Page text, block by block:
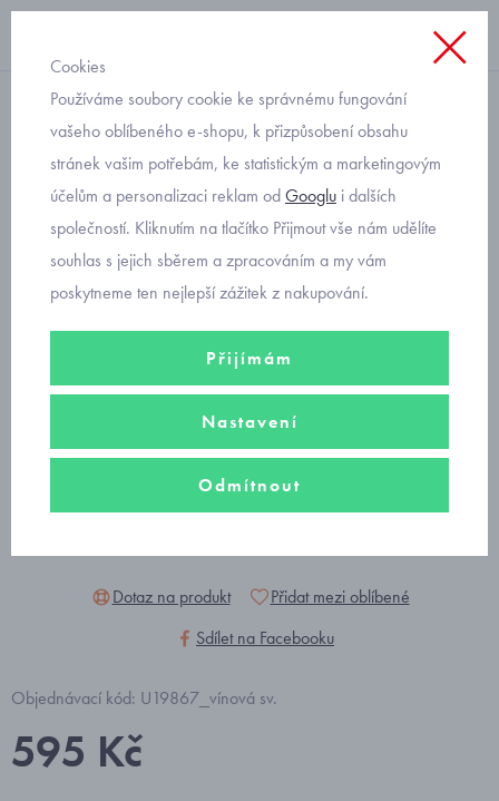
roláky
slabý pletený rolák vínový
Mayoral 345-31
Dotaz na produkt
Přidat mezi oblíbené
Sdílet na Facebooku
Objednávací kód: U19867_vínová sv.
595 Kč
Cookies
Používáme soubory cookie ke správnému fungování
vašeho oblíbeného e-shopu, k přizpůsobení obsahu
stránek vašim potřebám, ke statistickým a marketingovým
účelům a personalizaci reklam odGooglu i dalších
společností. Kliknutím na tlačítko Přijmout vše nám udělíte
souhlas s jejich sběrem a zpracováním a my vám
poskytneme ten nejlepší zážitek z nakupování.
Přijímám
Nastavení
Odmítnout